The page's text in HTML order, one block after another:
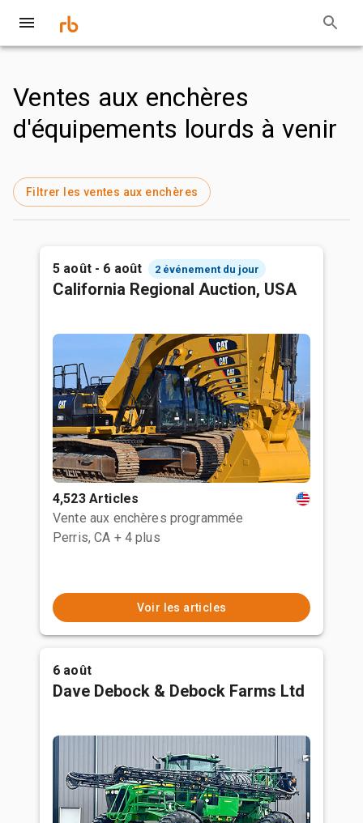
Ventes aux enchères
d'équipements lourds à venir
Filtrer les ventes aux enchères
5 août - 6 août 2 événement du jour
California Regional Auction, USA
4,523 Articles
Vente aux enchères programmée
Perris, CA + 4 plus
Voir les articles
6 août
Dave Debock & Debock Farms Ltd